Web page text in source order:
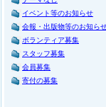
イベント等のお知らせ
会報・出版物等のお知ら
ボランティア募集
スタッフ募集
会員募集
寄付の募集